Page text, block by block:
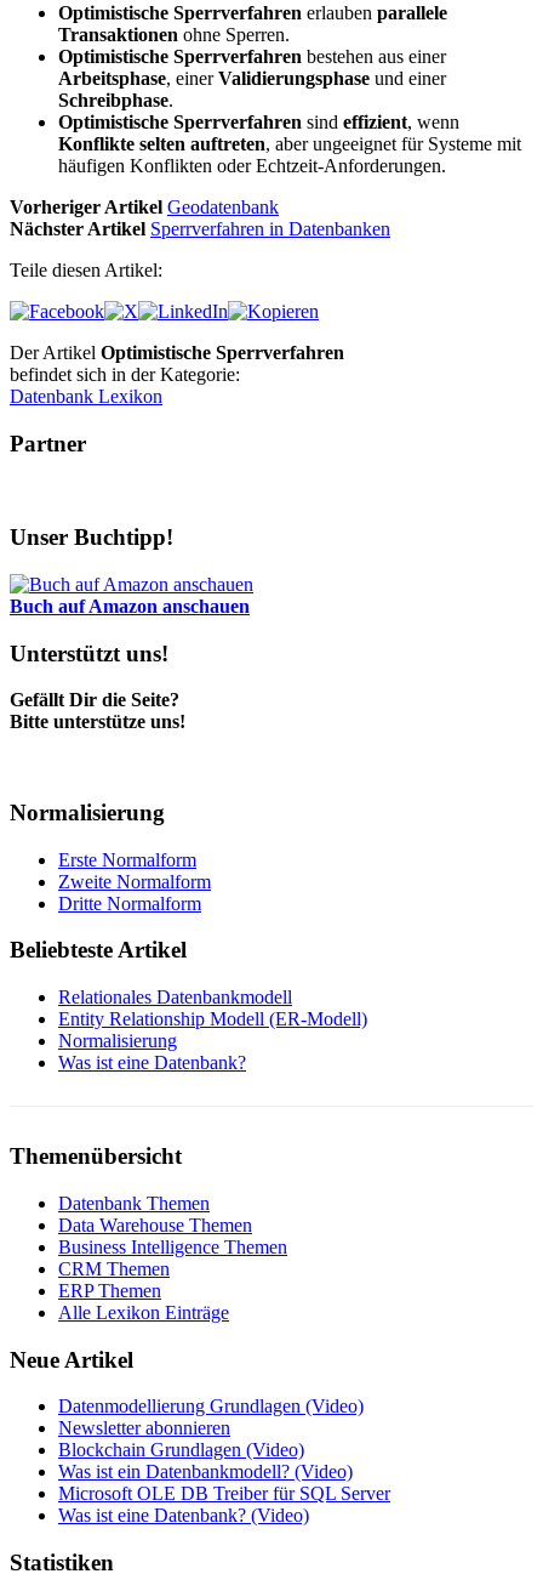
Optimistische Sperrverfahren erlauben parallele
Transaktionen ohne Sperren.
Optimistische Sperrverfahren bestehen aus einer
Arbeitsphase, einerValidierungsphase und einer
Schreibphase.
Optimistische Sperrverfahren sind effizient, wenn
Konflikte selten auftreten, aber ungeeignet für Systeme mit
häufigen Konflikten oder Echtzeit-Anforderungen.
Vorheriger Artikel Geodatenbank
Nächster Artikel Sperrverfahren in Datenbanken
Teile diesen Artikel:
Der Artikel Optimistische Sperrverfahren
befindet sich in der Kategorie:
Datenbank Lexikon
Partner
Unser Buchtipp!
Buch auf Amazon anschauen
Unterstützt uns!
Gefällt Dir die Seite?
Bitte unterstütze uns!
Normalisierung
Erste Normalform
Zweite Normalform
Dritte Normalform
Beliebteste Artikel
Relationales Datenbankmodell
Entity Relationship Modell (ER-Modell)
Normalisierung
Was ist eine Datenbank?
Themenübersicht
Datenbank Themen
Data Warehouse Themen
Business Intelligence Themen
CRM Themen
ERP Themen
Alle Lexikon Einträge
Neue Artikel
Datenmodellierung Grundlagen (Video)
Newsletter abonnieren
Blockchain Grundlagen (Video)
Was ist ein Datenbankmodell? (Video)
Microsoft OLE DB Treiber für SQL Server
Was ist eine Datenbank? (Video)
Statistiken